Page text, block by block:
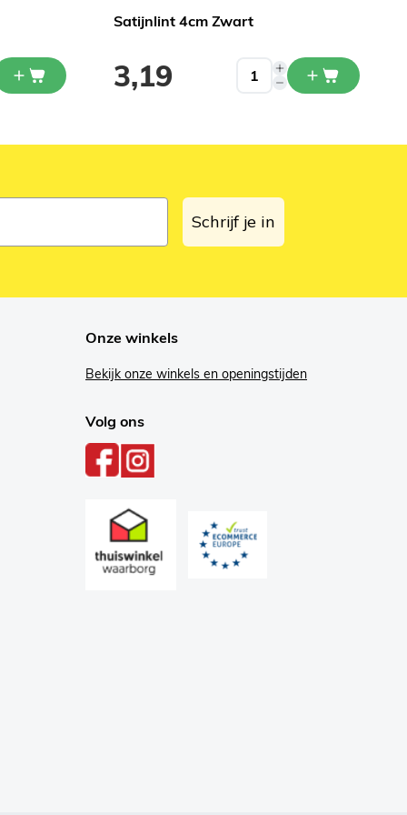
Satijnlint 4cm Zwart
3,19
Schrijf je in
Onze winkels
Bekijk onze winkels en openingstijden
Volg ons